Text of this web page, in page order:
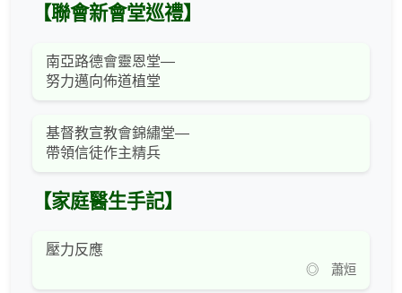
【聯會新會堂巡禮】
南亞路德會靈恩堂—
努力邁向佈道植堂
基督教宣教會錦繡堂—
帶領信徒作主精兵
【家庭醫生手記】
壓力反應
◎ 蕭烜